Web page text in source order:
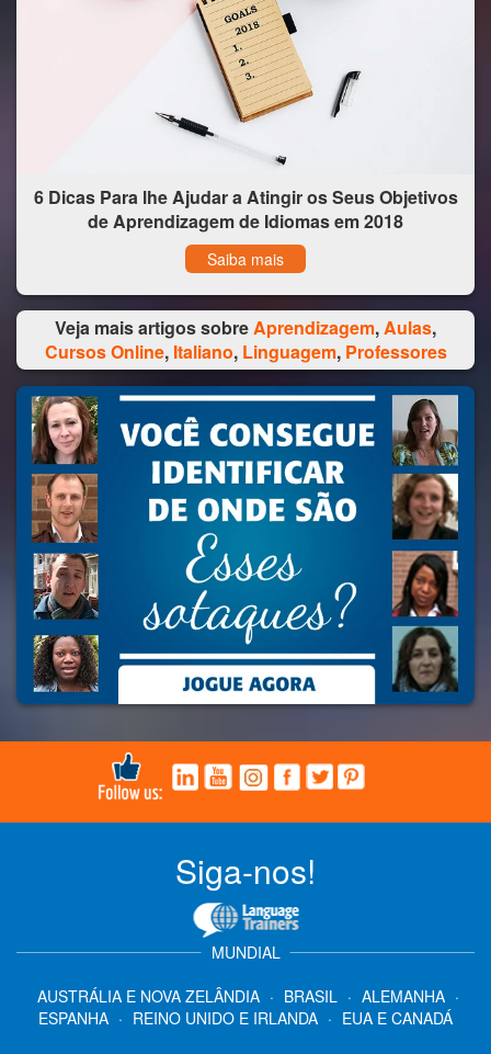
6 Dicas Para lhe Ajudar a Atingir os Seus Objetivos
de Aprendizagem de Idiomas em 2018
Saiba mais
Veja mais artigos sobre Aprendizagem, Aulas,
Cursos Online, Italiano, Linguagem, Professores
Siga-nos!
MUNDIAL
AUSTRÁLIA E NOVA ZELÂNDIA · BRASIL · ALEMANHA ·
ESPANHA · REINO UNIDO E IRLANDA · EUA E CANADÁ